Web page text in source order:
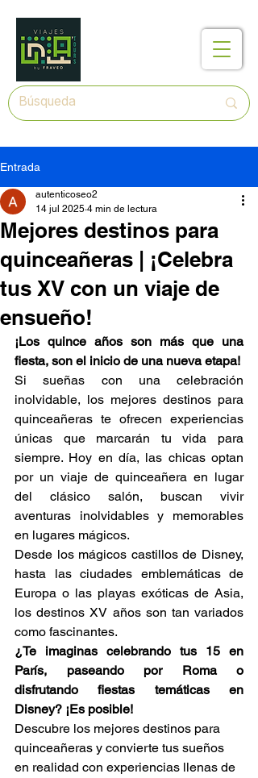
Entrada
Mejores destinos para
quinceañeras | ¡Celebra
tus XV con un viaje de
ensueño!
autenticoseo2
14 jul 2025 4 min de lectura
¡Los quince años son más que una
fiesta, son el inicio de una nueva etapa!
Si sueñas con una celebración
inolvidable, los mejores destinos para
quinceañeras te ofrecen experiencias
únicas que marcarán tu vida para
siempre. Hoy en día, las chicas optan
por un viaje de quinceañera en lugar
del clásico salón, buscan vivir
aventuras inolvidables y memorables
en lugares mágicos.
Desde los mágicos castillos de Disney,
hasta las ciudades emblemáticas de
Europa o las playas exóticas de Asia,
los destinos XV años son tan variados
como fascinantes.
¿Te imaginas celebrando tus 15 en
París, paseando por Roma o
disfrutando fiestas temáticas en
Disney? ¡Es posible!
Descubre los mejores destinos para
quinceañeras y convierte tus sueños
en realidad con experiencias llenas de